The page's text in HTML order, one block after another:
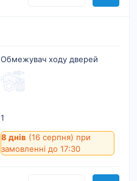
Обмежувач ходу дверей
1
8 днів (16 серпня) при
замовленні до 17:30